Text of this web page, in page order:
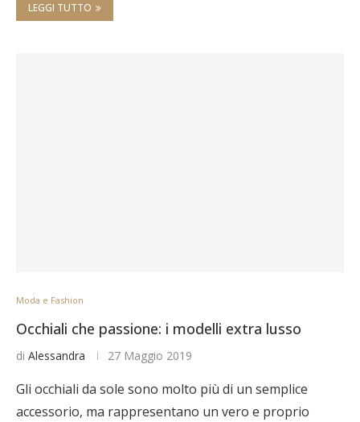
LEGGI TUTTO
Moda e Fashion
Occhiali che passione: i modelli extra lusso
di Alessandra 27 Maggio 2019
Gli occhiali da sole sono molto più di un semplice
accessorio, ma rappresentano un vero e proprio